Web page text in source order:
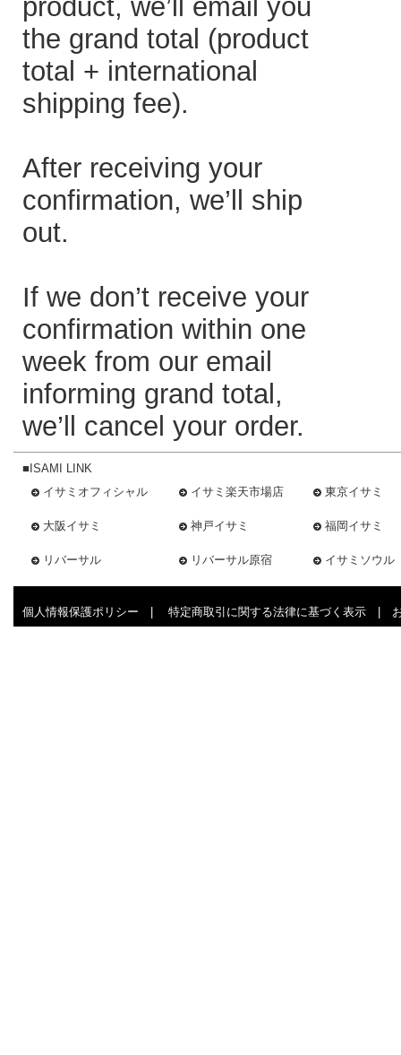
product, we’ll email you
the grand total (product
total + international
shipping fee).
After receiving your
confirmation, we’ll ship
out.
If we don’t receive your
confirmation within one
week from our email
informing grand total,
we’ll cancel your order.
■ISAMI LINK
イサミオフィシャル
イサミ楽天市場店 東京イサミ
大阪イサミ 神戸イサミ 福岡イサミ
リバーサル リバーサル原宿 イサミソウル
個人情報保護ポリシー 特定商取引に関する法律に基づく表示